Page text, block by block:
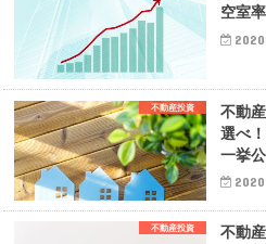
空室
不動産投資
不動
選べ
一挙公
不動産投資
不動